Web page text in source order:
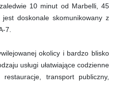
10 minut od Marbelli, 45
doskonale skomunikowany z
7.
okolicy i bardzo blisko
usługi ułatwiające codzienne
transport publiczny,